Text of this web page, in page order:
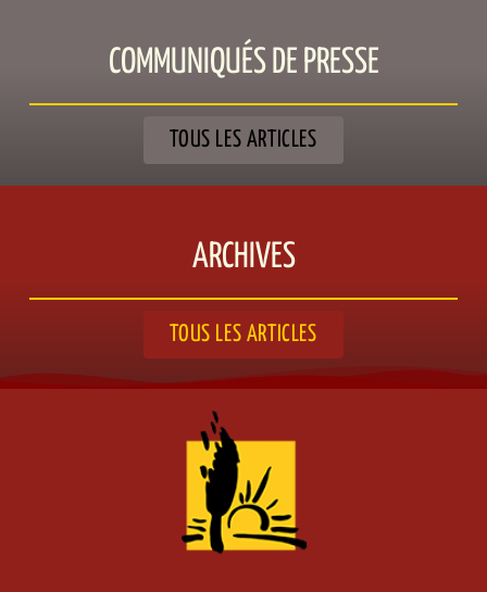
COMMUNIQUÉS DE PRESSE​
TOUS LES ARTICLES
ARCHIVES
TOUS LES ARTICLES